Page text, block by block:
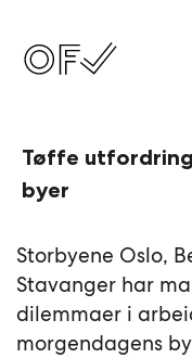
Tøffe
byer
Storbyene Oslo,
Stavanger har
dilemmaer i
morgendagens